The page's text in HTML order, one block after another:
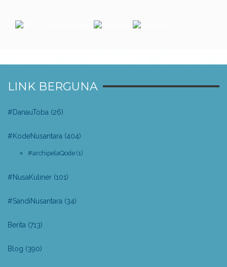
LINK BERGUNA
#DanauToba (26)
#KodeNusantara (404)
#archipelaQode (1)
#NusaKuliner (101)
#SandiNusantara (34)
Berita (713)
Blog (390)